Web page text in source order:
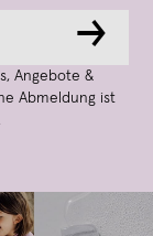
→
Angebote &
Abmeldung ist